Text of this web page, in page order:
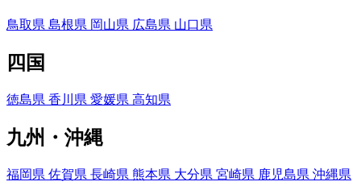
鳥取県 島根県 岡山県 広島県 山口県
四国
徳島県 香川県 愛媛県 高知県
九州・沖縄
福岡県 佐賀県 長崎県 熊本県 大分県 宮崎県 鹿児島県 沖縄県